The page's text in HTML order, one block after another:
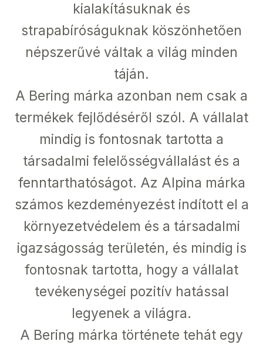
kialakításuknak és
strapabíróságuknak köszönhetően
népszerűvé váltak a világ minden
táján.
A Bering márka azonban nem csak a
termékek fejlődéséről szól. A vállalat
mindig is fontosnak tartotta a
társadalmi felelősségvállalást és a
fenntarthatóságot. Az Alpina márka
számos kezdeményezést indított el a
környezetvédelem és a társadalmi
igazságosság területén, és mindig is
fontosnak tartotta, hogy a vállalat
tevékenységei pozitív hatással
legyenek a világra.
A Bering márka története tehát egy